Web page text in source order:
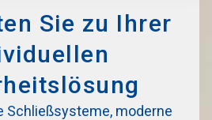
Sie zu Ihrer
Schließsysteme, moderne